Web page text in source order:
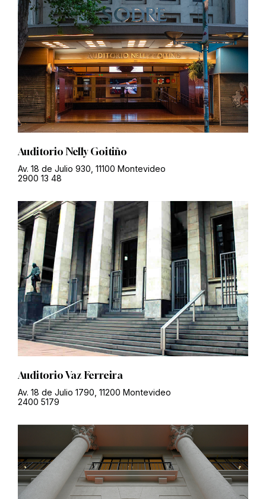
Auditorio Nelly Goitiño
Av. 18 de Julio 930, 11100 Montevideo
2900 13 48
Auditorio Vaz Ferreira
Av. 18 de Julio 1790, 11200 Montevideo
2400 5179